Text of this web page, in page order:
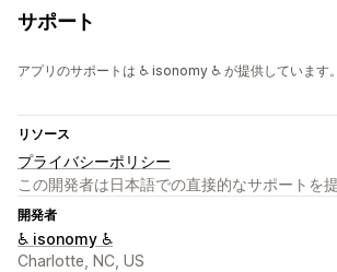
サポート
アプリのサポートは ♿ isonomy ♿ が提供しています。
リソース
プライバシーポリシー
この開発者は日本語での直接的なサポートを
開発者
♿ isonomy ♿
Charlotte, NC, US